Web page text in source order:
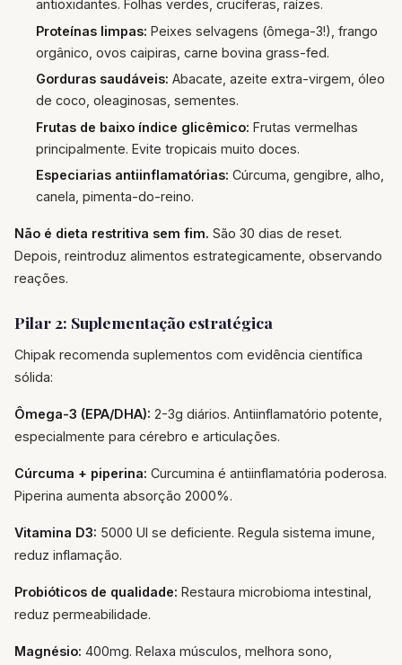
antioxidantes. Folhas verdes, crucíferas, raízes.
Proteínas limpas: Peixes selvagens (ômega-3!), frango
orgânico, ovos caipiras, carne bovina grass-fed.
Gorduras saudáveis: Abacate, azeite extra-virgem, óleo
de coco, oleaginosas, sementes.
Frutas de baixo índice glicêmico: Frutas vermelhas
principalmente. Evite tropicais muito doces.
Especiarias antiinflamatórias: Cúrcuma, gengibre, alho,
canela, pimenta-do-reino.
Não é dieta restritiva sem fim. São 30 dias de reset.
Depois, reintroduz alimentos estrategicamente, observando
reações.
Pilar 2: Suplementação estratégica
Chipak recomenda suplementos com evidência científica
sólida:
Ômega-3 (EPA/DHA): 2-3g diários. Antiinflamatório potente,
especialmente para cérebro e articulações.
Cúrcuma + piperina: Curcumina é antiinflamatória poderosa.
Piperina aumenta absorção 2000%.
Vitamina D3: 5000 UI se deficiente. Regula sistema imune,
reduz inflamação.
Probióticos de qualidade: Restaura microbioma intestinal,
reduz permeabilidade.
Magnésio: 400mg. Relaxa músculos, melhora sono,